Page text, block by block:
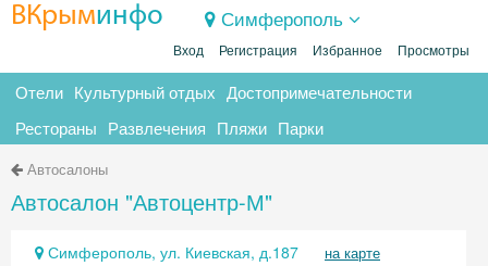
ВКрыминфо Симферополь
Вход Регистрация Избранное Просмотры
Отели Культурный отдых Достопримечательности
Рестораны Развлечения Пляжи Парки
Автосалоны
Автосалон "Автоцентр-М"
Симферополь, ул. Киевская, д.187 на карте